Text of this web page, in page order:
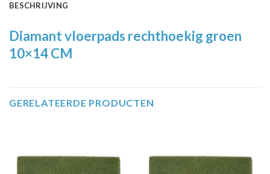
BESCHRIJVING
Diamant vloerpads rechthoekig groen
10×14 CM
GERELATEERDE PRODUCTEN